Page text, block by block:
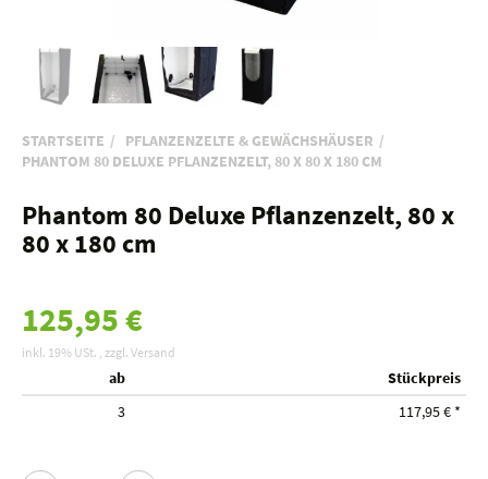
STARTSEITE
PFLANZENZELTE & GEWÄCHSHÄUSER
PHANTOM 80 DELUXE PFLANZENZELT, 80 X 80 X 180 CM
Phantom 80 Deluxe Pflanzenzelt, 80 x
80 x 180 cm
125,95 €
inkl. 19% USt. , zzgl. Versand
ab
Stückpreis
3
117,95 € *